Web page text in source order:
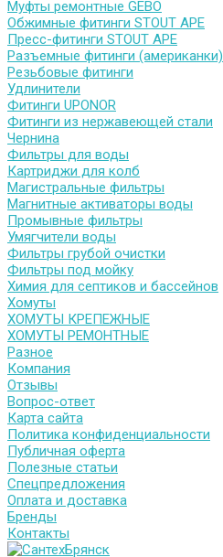
Муфты ремонтные GEBO
Обжимные фитинги STOUT APE
Пресс-фитинги STOUT APE
Разъемные фитинги (американки)
Резьбовые фитинги
Удлинители
Фитинги UPONOR
Фитинги из нержавеющей стали
Чернина
Фильтры для воды
Картриджи для колб
Магистральные фильтры
Магнитные активаторы воды
Промывные фильтры
Умягчители воды
Фильтры грубой очистки
Фильтры под мойку
Химия для септиков и бассейнов
Хомуты
ХОМУТЫ КРЕПЕЖНЫЕ
ХОМУТЫ РЕМОНТНЫЕ
Разное
Компания
Отзывы
Вопрос-ответ
Карта сайта
Политика конфиденциальности
Публичная оферта
Полезные статьи
Спецпредложения
Оплата и доставка
Бренды
Контакты